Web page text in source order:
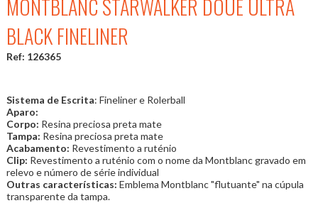
MONTBLANC STARWALKER DOUE ULTRA
BLACK FINELINER
Ref: 126365
Sistema de Escrita: Fineliner e Rolerball
Aparo:
Corpo: Resina preciosa preta mate
Tampa: Resina preciosa preta mate
Acabamento: Revestimento a ruténio
Clip: Revestimento a ruténio com o nome da Montblanc gravado em
relevo e número de série individual
Outras características: Emblema Montblanc "flutuante" na cúpula
transparente da tampa.